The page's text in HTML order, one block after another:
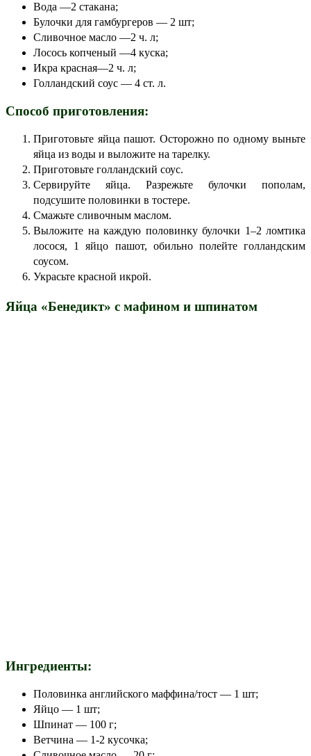
Вода —2 стакана;
Булочки для гамбургеров — 2 шт;
Сливочное масло —2 ч. л;
Лосось копченый —4 куска;
Икра красная—2 ч. л;
Голландский соус — 4 ст. л.
Способ приготовления:
Приготовьте яйца пашот. Осторожно по одному выньте
яйца из воды и выложите на тарелку.
Приготовьте голландский соус.
Сервируйте яйца. Разрежьте булочки пополам,
подсушите половинки в тостере.
Смажьте сливочным маслом.
Выложите на каждую половинку булочки 1–2 ломтика
лосося, 1 яйцо пашот, обильно полейте голландским
соусом.
Украсьте красной икрой.
Яйца «Бенедикт» с мафином и шпинатом
Ингредиенты:
Половинка английского маффина/тост — 1 шт;
Яйцо — 1 шт;
Шпинат — 100 г;
Ветчина — 1-2 кусочка;